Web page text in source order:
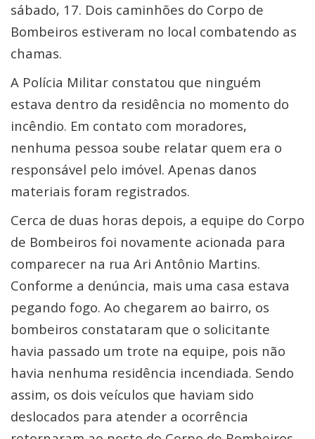
sábado, 17. Dois caminhões do Corpo de
Bombeiros estiveram no local combatendo as
chamas.
A Polícia Militar constatou que ninguém
estava dentro da residência no momento do
incêndio. Em contato com moradores,
nenhuma pessoa soube relatar quem era o
responsável pelo imóvel. Apenas danos
materiais foram registrados.
Cerca de duas horas depois, a equipe do Corpo
de Bombeiros foi novamente acionada para
comparecer na rua Ari Antônio Martins.
Conforme a denúncia, mais uma casa estava
pegando fogo. Ao chegarem ao bairro, os
bombeiros constataram que o solicitante
havia passado um trote na equipe, pois não
havia nenhuma residência incendiada. Sendo
assim, os dois veículos que haviam sido
deslocados para atender a ocorrência